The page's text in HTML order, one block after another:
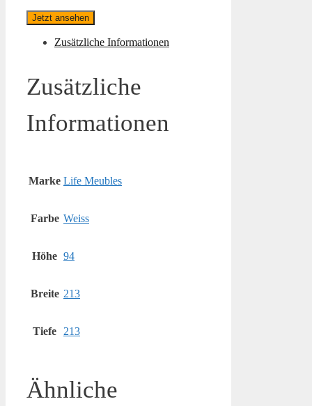
Jetzt ansehen
Zusätzliche Informationen
Zusätzliche
Informationen
Marke Life Meubles
Farbe Weiss
Höhe 94
Breite 213
Tiefe 213
Ähnliche